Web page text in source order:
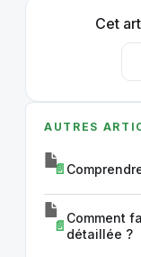
Cet
AUTRES
Comment
détaillée ?